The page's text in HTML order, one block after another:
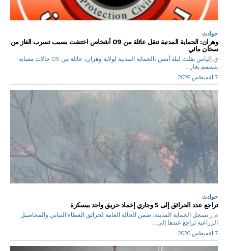
حوادث
وهران: الحماية المدنية تنقل عائلة من 09 أشخاص اختنقت بسبب تسرب الغاز من
سخان مائي
ق.إلياس نقلت ليلة أمس ،الحماية المدنية لولاية وهران، عائلة من 09 حالات مصابة
بتسمم بغاز...
7 أغسطس 2026
حوادث
تراجع عدد الحرائق إلى 5 وجاري إخماد حريق واحد ببسكرة
م.ر تسجل الحماية المدينة، ضمن الحالة العامة لحرائق الغطاء النباتي والمحاصيل
الزراعية تراجع عندها إلى...
7 أغسطس 2026